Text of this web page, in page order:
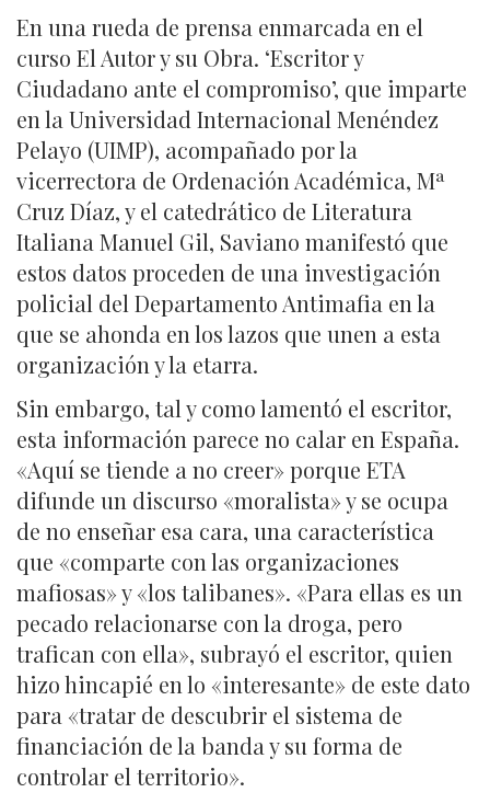
En una rueda de prensa enmarcada en el
curso El Autor y su Obra. ‘Escritor y
Ciudadano ante el compromiso’, que imparte
en la Universidad Internacional Menéndez
Pelayo (UIMP), acompañado por la
vicerrectora de Ordenación Académica, Mª
Cruz Díaz, y el catedrático de Literatura
Italiana Manuel Gil, Saviano manifestó que
estos datos proceden de una investigación
policial del Departamento Antimafia en la
que se ahonda en los lazos que unen a esta
organización y la etarra.
Sin embargo, tal y como lamentó el escritor,
esta información parece no calar en España.
«Aquí se tiende a no creer» porque ETA
difunde un discurso «moralista» y se ocupa
de no enseñar esa cara, una característica
que «comparte con las organizaciones
mafiosas» y «los talibanes». «Para ellas es un
pecado relacionarse con la droga, pero
trafican con ella», subrayó el escritor, quien
hizo hincapié en lo «interesante» de este dato
para «tratar de descubrir el sistema de
financiación de la banda y su forma de
controlar el territorio».